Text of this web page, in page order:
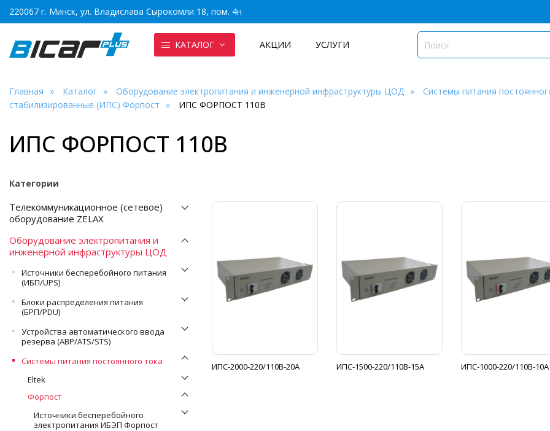
220067 г. Минск, ул. Владислава Сырокомли 18, пом. 4н
КАТАЛОГ АКЦИИ УСЛУГИ
Главная Каталог Оборудование электропитания и инженерной инфраструктуры ЦОД
Системы питания
стабилизированные (ИПС) Форпост
ИПС ФОРПОСТ 110В
ИПС ФОРПОСТ 110В
Категории
Телекоммуникационное (сетевое)
оборудование ZELAX
Оборудование электропитания и
инженерной инфраструктуры ЦОД
Источники бесперебойного питания
(ИБП/UPS)
Блоки распределения питания
(БРП/PDU)
Устройства автоматического ввода
резерва (АВР/ATS/STS)
Системы питания постоянного тока
Eltek
Форпост
Источники бесперебойного
электропитания ИБЭП Форпост
ИПС-2000-220/110В-20А ИПС-1500-220/110В-15А ИПС-1000-220/110В-10А